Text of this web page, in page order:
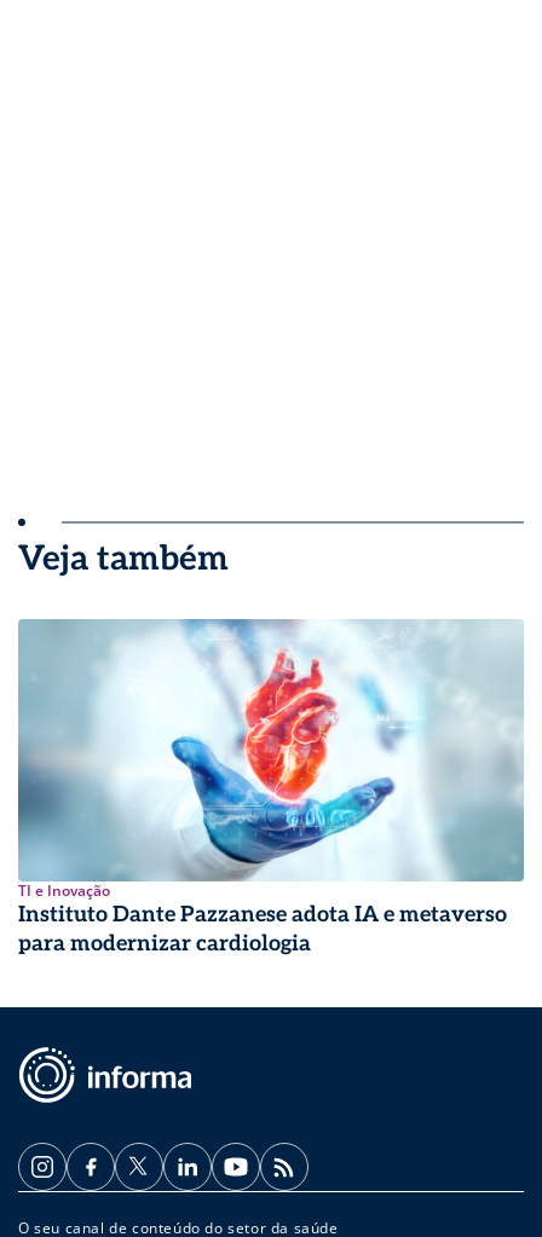
Veja também
TI e Inovação
Instituto Dante Pazzanese adota IA e metaverso
para modernizar cardiologia
O seu canal de conteúdo do setor da saúde